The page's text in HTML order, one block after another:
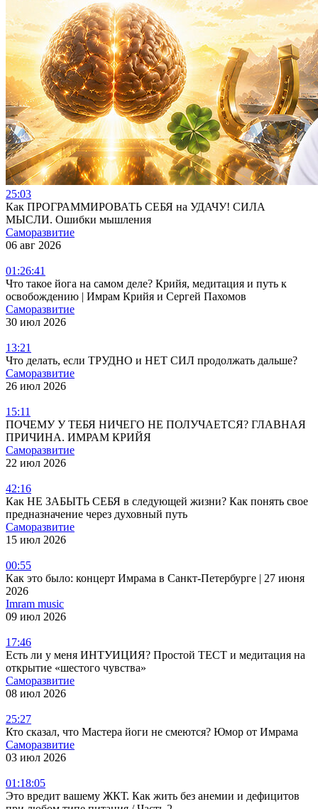
25:03
Как ПРОГРАММИРОВАТЬ СЕБЯ на УДАЧУ! СИЛА
МЫСЛИ. Ошибки мышления
Саморазвитие
06 авг 2026
01:26:41
Что такое йога на самом деле? Крийя, медитация и путь к
освобождению | Имрам Крийя и Сергей Пахомов
Саморазвитие
30 июл 2026
13:21
Что делать, если ТРУДНО и НЕТ СИЛ продолжать дальше?
Саморазвитие
26 июл 2026
15:11
ПОЧЕМУ У ТЕБЯ НИЧЕГО НЕ ПОЛУЧАЕТСЯ? ГЛАВНАЯ
ПРИЧИНА. ИМРАМ КРИЙЯ
Саморазвитие
22 июл 2026
42:16
Как НЕ ЗАБЫТЬ СЕБЯ в следующей жизни? Как понять свое
предназначение через духовный путь
Саморазвитие
15 июл 2026
00:55
Как это было: концерт Имрама в Санкт-Петербурге | 27 июня
2026
Imram music
09 июл 2026
17:46
Есть ли у меня ИНТУИЦИЯ? Простой ТЕСТ и медитация на
открытие «шестого чувства»
Саморазвитие
08 июл 2026
25:27
Кто сказал, что Мастера йоги не смеются? Юмор от Имрама
Саморазвитие
03 июл 2026
01:18:05
Это вредит вашему ЖКТ. Как жить без анемии и дефицитов